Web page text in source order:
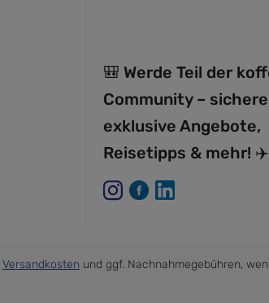
🎒 Werde Teil der
Community –
exklusive Angebote,
Reisetipps & mehr! ✈️
Versandkosten und ggf. Nachnahmegebühren,